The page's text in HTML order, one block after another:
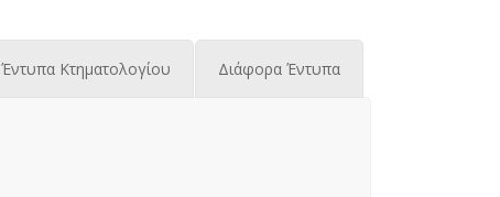
Έντυπα Κτηματολογίου Διάφορα Έντυπα